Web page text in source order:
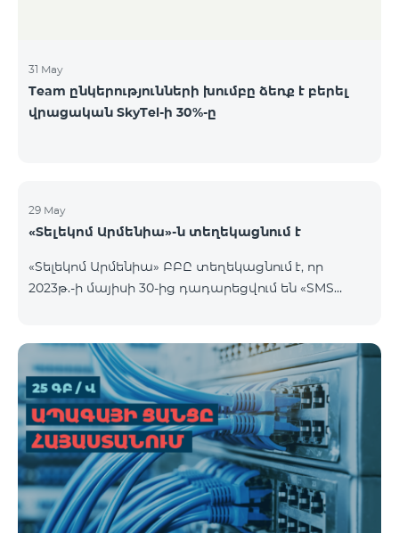
31 May
Team ընկերությունների խումբը ձեռք է բերել
վրացական SkyTel-ի 30%-ը
29 May
«Տելեկոմ Արմենիա»-ն տեղեկացնում է
«Տելեկոմ Արմենիա» ԲԲԸ տեղեկացնում է, որ
2023թ.-ի մայիսի 30-ից դադարեցվում են «SMS